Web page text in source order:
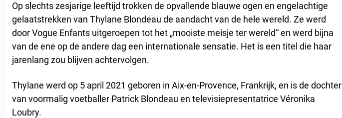
Op slechts zesjarige leeftijd trokken de opvallende blauwe ogen en engelachtige
gelaatstrekken van Thylane Blondeau de aandacht van de hele wereld. Ze werd
door Vogue Enfants uitgeroepen tot het „mooiste meisje ter wereld“ en werd bijna
van de ene op de andere dag een internationale sensatie. Het is een titel die haar
jarenlang zou blijven achtervolgen.
Thylane werd op 5 april 2021 geboren in Aix-en-Provence, Frankrijk, en is de dochter
van voormalig voetballer Patrick Blondeau en televisiepresentatrice Véronika
Loubry.